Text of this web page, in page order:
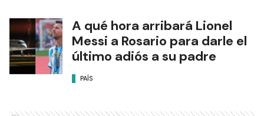
A qué hora arribará Lionel
Messi a Rosario para darle el
último adiós a su padre
PAÍS